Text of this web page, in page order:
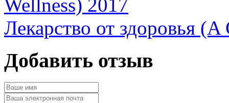
Лекарство от здоровья
Добавить отзыв